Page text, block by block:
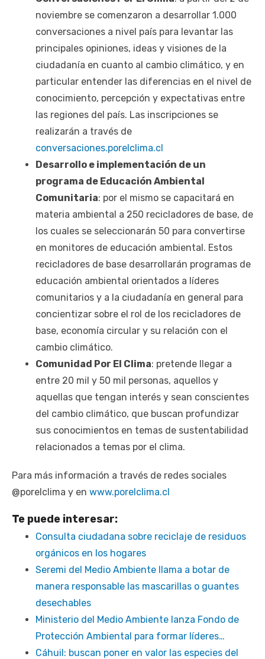
noviembre se comenzaron a desarrollar 1.000
conversaciones a nivel país para levantar las
principales opiniones, ideas y visiones de la
ciudadanía en cuanto al cambio climático, y en
particular entender las diferencias en el nivel de
conocimiento, percepción y expectativas entre
las regiones del país. Las inscripciones se
realizarán a través de
conversaciones.porelclima.cl
Desarrollo e implementación de un
programa de Educación Ambiental
Comunitaria: por el mismo se capacitará en
materia ambiental a 250 recicladores de base, de
los cuales se seleccionarán 50 para convertirse
en monitores de educación ambiental. Estos
recicladores de base desarrollarán programas de
educación ambiental orientados a líderes
comunitarios y a la ciudadanía en general para
concientizar sobre el rol de los recicladores de
base, economía circular y su relación con el
cambio climático.
Comunidad Por El Clima: pretende llegar a
entre 20 mil y 50 mil personas, aquellos y
aquellas que tengan interés y sean conscientes
del cambio climático, que buscan profundizar
sus conocimientos en temas de sustentabilidad
relacionados a temas por el clima.
Para más información a través de redes sociales
@porelclima y en www.porelclima.cl
Te puede interesar:
Consulta ciudadana sobre reciclaje de residuos
orgánicos en los hogares
Seremi del Medio Ambiente llama a botar de
manera responsable las mascarillas o guantes
desechables
Ministerio del Medio Ambiente lanza Fondo de
Protección Ambiental para formar líderes…
Cáhuil: buscan poner en valor las especies del